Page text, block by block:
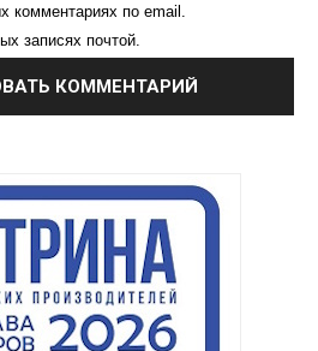
комментариях по email.
записях почтой.